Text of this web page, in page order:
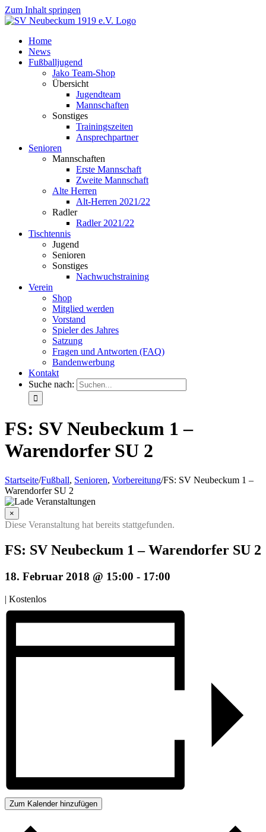
Zum Inhalt springen
Home
News
Fußballjugend
Jako Team-Shop
Übersicht
Jugendteam
Mannschaften
Sonstiges
Trainingszeiten
Ansprechpartner
Senioren
Mannschaften
Erste Mannschaft
Zweite Mannschaft
Alte Herren
Alt-Herren 2021/22
Radler
Radler 2021/22
Tischtennis
Jugend
Senioren
Sonstiges
Nachwuchstraining
Verein
Shop
Mitglied werden
Vorstand
Spieler des Jahres
Satzung
Fragen und Antworten (FAQ)
Bandenwerbung
Kontakt
Suche nach:
FS: SV Neubeckum 1 –
Warendorfer SU 2
Startseite/Fußball, Senioren, Vorbereitung/FS: SV Neubeckum 1 –
Warendorfer SU 2
×
Diese Veranstaltung hat bereits stattgefunden.
FS: SV Neubeckum 1 – Warendorfer SU 2
18. Februar 2018 @ 15:00 - 17:00
| Kostenlos
Zum Kalender hinzufügen